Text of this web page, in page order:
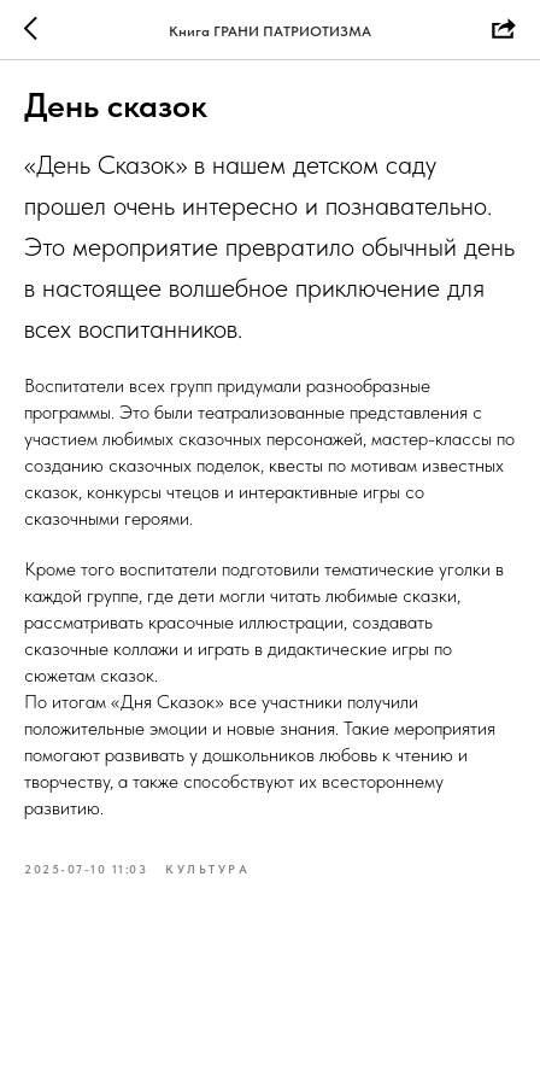
Книга ГРАНИ ПАТРИОТИЗМА
День сказок
«День Сказок» в нашем детском саду
прошел очень интересно и познавательно.
Это мероприятие превратило обычный день
в настоящее волшебное приключение для
всех воспитанников.
Воспитатели всех групп придумали разнообразные
программы. Это были театрализованные представления с
участием любимых сказочных персонажей, мастер-классы по
созданию сказочных поделок, квесты по мотивам известных
сказок, конкурсы чтецов и интерактивные игры со
сказочными героями.
Кроме того воспитатели подготовили тематические уголки в
каждой группе, где дети могли читать любимые сказки,
рассматривать красочные иллюстрации, создавать
сказочные коллажи и играть в дидактические игры по
сюжетам сказок.
По итогам «Дня Сказок» все участники получили
положительные эмоции и новые знания. Такие мероприятия
помогают развивать у дошкольников любовь к чтению и
творчеству, а также способствуют их всестороннему
развитию.
2025-07-10 11:03 КУЛЬТУРА